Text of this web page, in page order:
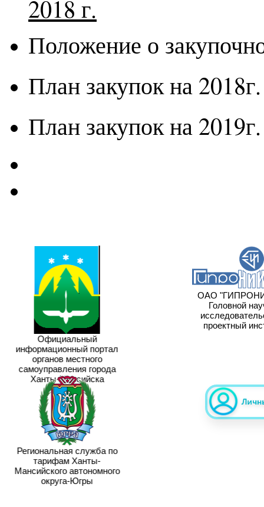
2018 г.
Положение о
План закупок на 2018г.
План закупок на 2019г.
Официальный
информационный портал
органов местного
самоуправления города
Ханты-Мансийска
ОАО
Головной
проектный
Региональная служба по
тарифам Ханты-
Мансийского автономного
округа-Югры